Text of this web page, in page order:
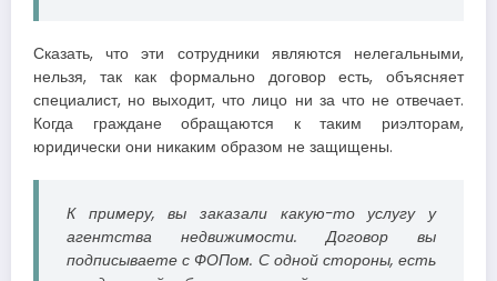
Сказать, что эти сотрудники являются нелегальными,
нельзя, так как формально договор есть, объясняет
специалист, но выходит, что лицо ни за что не отвечает.
Когда граждане обращаются к таким риэлторам,
юридически они никаким образом не защищены.
К примеру, вы заказали какую-то услугу у
агентства недвижимости. Договор вы
подписываете с ФОПом. С одной стороны, есть